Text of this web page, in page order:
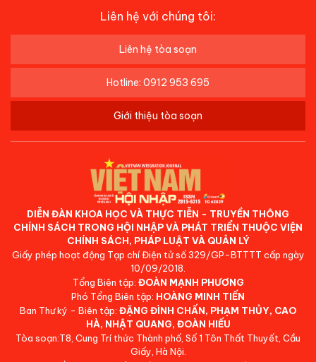
Liên hệ với chúng tôi:
Liên hệ tòa soạn
Hotline: 0912 953 695
Giới thiệu tòa soạn
DIỄN ĐÀN KHOA HỌC VÀ THỰC TIỄN - TRUYỀN THÔNG
CHÍNH SÁCH TRONG HỘI NHẬP VÀ PHÁT TRIỂN THUỘC VIỆN
CHÍNH SÁCH, PHÁP LUẬT VÀ QUẢN LÝ
Giấy phép hoạt động Tạp chí Điện tử số 329/GP-BTTTT cấp ngày
10/09/2018.
Tổng Biên tập: ĐOÀN MẠNH PHƯƠNG
Phó Tổng Biên tập: HOÀNG MINH TIẾN
Ban Thư ký - Biên tập: ĐẶNG ĐÌNH CHẤN, PHẠM THỦY, CAO
HÀ, NHẬT QUANG, ĐOÀN HIẾU
Tòa soạn:T8, Cung Trí thức Thành phố, Số 1 Tôn Thất Thuyết, Cầu
Giấy, Hà Nội.